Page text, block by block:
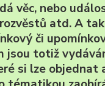
věc, nebo
atd. A
či
jsou totiž
si lze